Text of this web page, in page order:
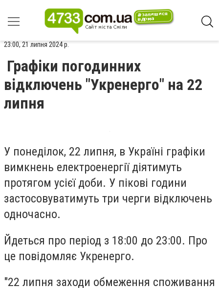
23:00, 21 липня 2024 р.
Графіки погодинних
відключень "Укренерго" на 22
липня
У понеділок, 22 липня, в Україні графіки
вимкнень електроенергії діятимуть
протягом усієї доби. У пікові години
застосовуватимуть три черги відключень
одночасно.
Йдеться про період з 18:00 до 23:00. Про
це повідомляє Укренерго.
"22 липня заходи обмеження споживання